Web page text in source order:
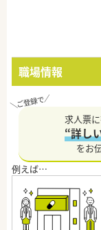
職場情報
求人票
“詳し
をお